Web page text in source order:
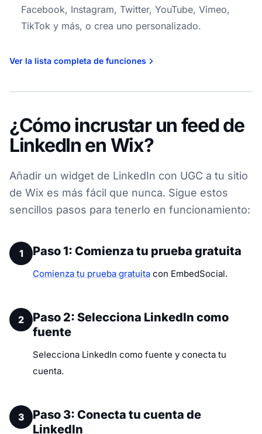
Facebook, Instagram, Twitter, YouTube, Vimeo,
TikTok y más, o crea uno personalizado.
Ver la lista completa de funciones
¿Cómo incrustar un feed de
LinkedIn en Wix?
Añadir un widget de LinkedIn con UGC a tu sitio
de Wix es más fácil que nunca. Sigue estos
sencillos pasos para tenerlo en funcionamiento:
1 Paso 1: Comienza tu prueba gratuita
Comienza tu prueba gratuita con EmbedSocial.
2
Paso 2: Selecciona LinkedIn como
fuente
Selecciona LinkedIn como fuente y conecta tu
cuenta.
3
Paso 3: Conecta tu cuenta de
LinkedIn